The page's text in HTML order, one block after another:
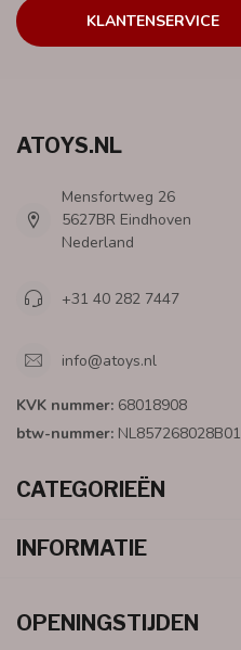
KLANTENSERVICE
ATOYS.NL
Mensfortweg 26
5627BR Eindhoven
Nederland
+31 40 282 7447
info@atoys.nl
KVK nummer: 68018908
btw-nummer: NL857268028B01
CATEGORIEËN
INFORMATIE
OPENINGSTIJDEN